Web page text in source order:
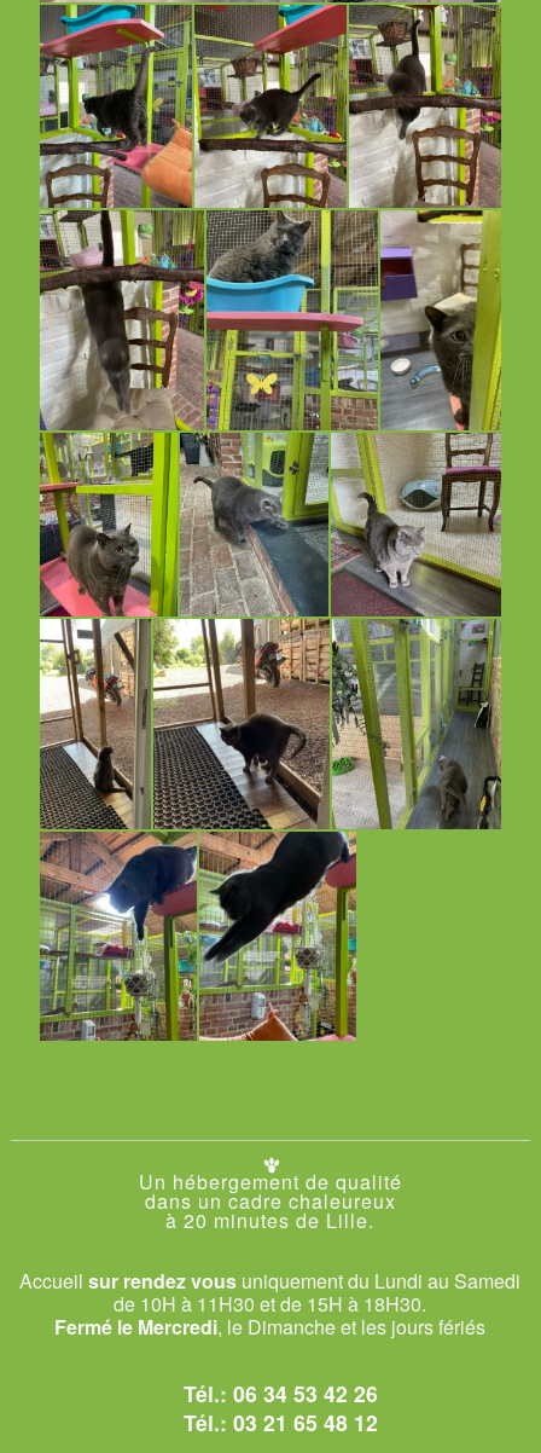
Un hébergement de qualité
dans un cadre chaleureux
à 20 minutes de Lille.
Accueilsur rendez vous uniquement du Lundi au Samedi
de 10H à 11H30 et de 15H à 18H30.
Fermé le Mercredi, le Dimanche et les jours fériés
Tél.:06 34 53 42 26
Tél.:03 21 65 48 12